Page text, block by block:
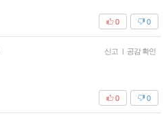
0
0
신고 | 공감 확인
0
0